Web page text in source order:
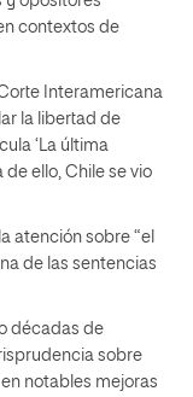
contextos de
Interamericana
la libertad de
‘La última
ello, Chile se vio
atención sobre “el
de las sentencias
décadas de
sobre
notables mejoras